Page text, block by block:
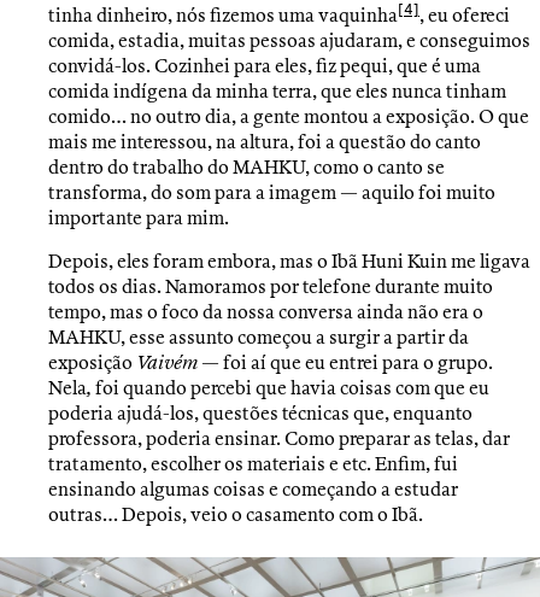
tinha dinheiro, nós fizemos uma vaquinha[4] , eu ofereci
comida, estadia, muitas pessoas ajudaram, e conseguimos
convidá-los. Cozinhei para eles, fiz pequi, que é uma
comida indígena da minha terra, que eles nunca tinham
comido… no outro dia, a gente montou a exposição. O que
mais me interessou, na altura, foi a questão do canto
dentro do trabalho do MAHKU, como o canto se
transforma, do som para a imagem — aquilo foi muito
importante para mim.
Depois, eles foram embora, mas o Ibã Huni Kuin me ligava
todos os dias. Namoramos por telefone durante muito
tempo, mas o foco da nossa conversa ainda não era o
MAHKU, esse assunto começou a surgir a partir da
exposição Vaivém — foi aí que eu entrei para o grupo.
Nela, foi quando percebi que havia coisas com que eu
poderia ajudá-los, questões técnicas que, enquanto
professora, poderia ensinar. Como preparar as telas, dar
tratamento, escolher os materiais e etc. Enfim, fui
ensinando algumas coisas e começando a estudar
outras… Depois, veio o casamento com o Ibã.